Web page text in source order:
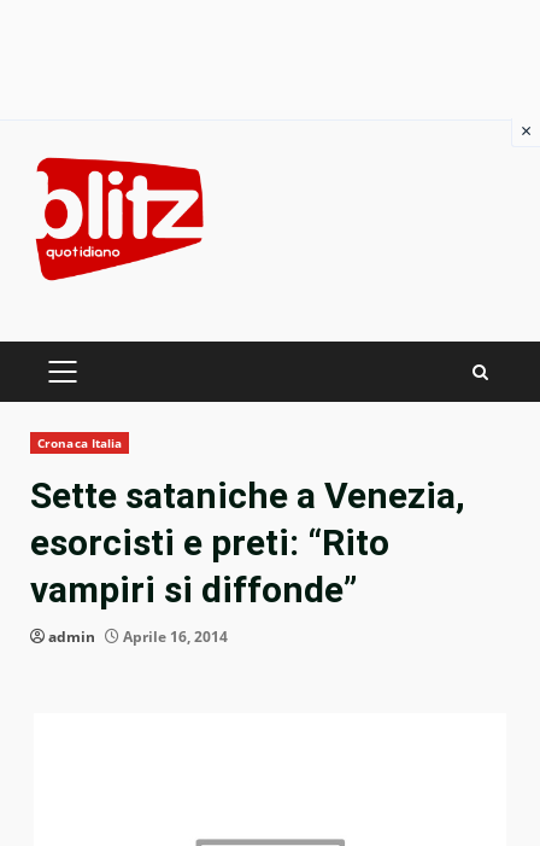
content
PRIMARY
Cronaca Italia
Sette sataniche a Venezia,
esorcisti e preti: “Rito
vampiri si diffonde”
admin Aprile 16, 2014
×